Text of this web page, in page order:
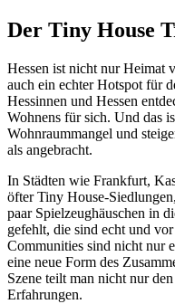
Der Tiny House
Hessen ist nicht nur Heimat
auch ein echter Hotspot für
Hessinnen und Hessen
Wohnens für sich. Und das
Wohnraummangel und
als angebracht.
In Städten wie Frankfurt,
öfter Tiny House-
paar Spielzeughäuschen in
gefehlt, die sind echt und
Communities sind nicht nur
eine neue Form des
Szene teilt man nicht nur
Erfahrungen.